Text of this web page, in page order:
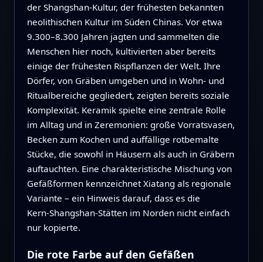
der Shangshan‑Kultur, der frühesten bekannten
neolithischen Kultur im Süden Chinas. Vor etwa
9.300–8.300 Jahren jagten und sammelten die
Menschen hier noch, kultivierten aber bereits
einige der frühesten Rispflanzen der Welt. Ihre
Dörfer, von Gräben umgeben und in Wohn‑ und
Ritualbereiche gegliedert, zeigten bereits soziale
Komplexität. Keramik spielte eine zentrale Rolle
im Alltag und in Zeremonien: große Vorratsvasen,
Becken zum Kochen und auffällige rotbemalte
Stücke, die sowohl in Häusern als auch in Gräbern
auftauchten. Eine charakteristische Mischung von
Gefäßformen kennzeichnet Xiatang als regionale
Variante – ein Hinweis darauf, dass es die
Kern‑Shangshan‑Stätten im Norden nicht einfach
nur kopierte.
Die rote Farbe auf den Gefäßen